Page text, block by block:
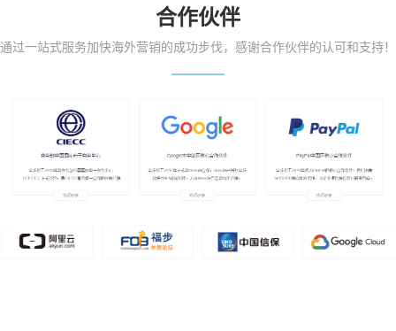
合作伙伴
通过一站式服务加快海外营销的成功步伐，感谢合作伙伴的认可和支持！